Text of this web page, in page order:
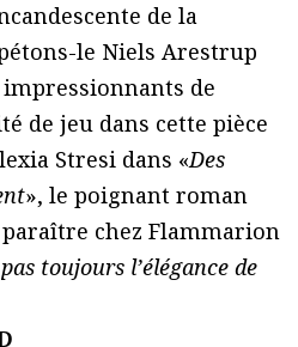
de la
le Niels Arestrup
de
de jeu dans cette pièce
Stresi dans «Des
», le poignant roman
chez Flammarion
toujours l’élégance de